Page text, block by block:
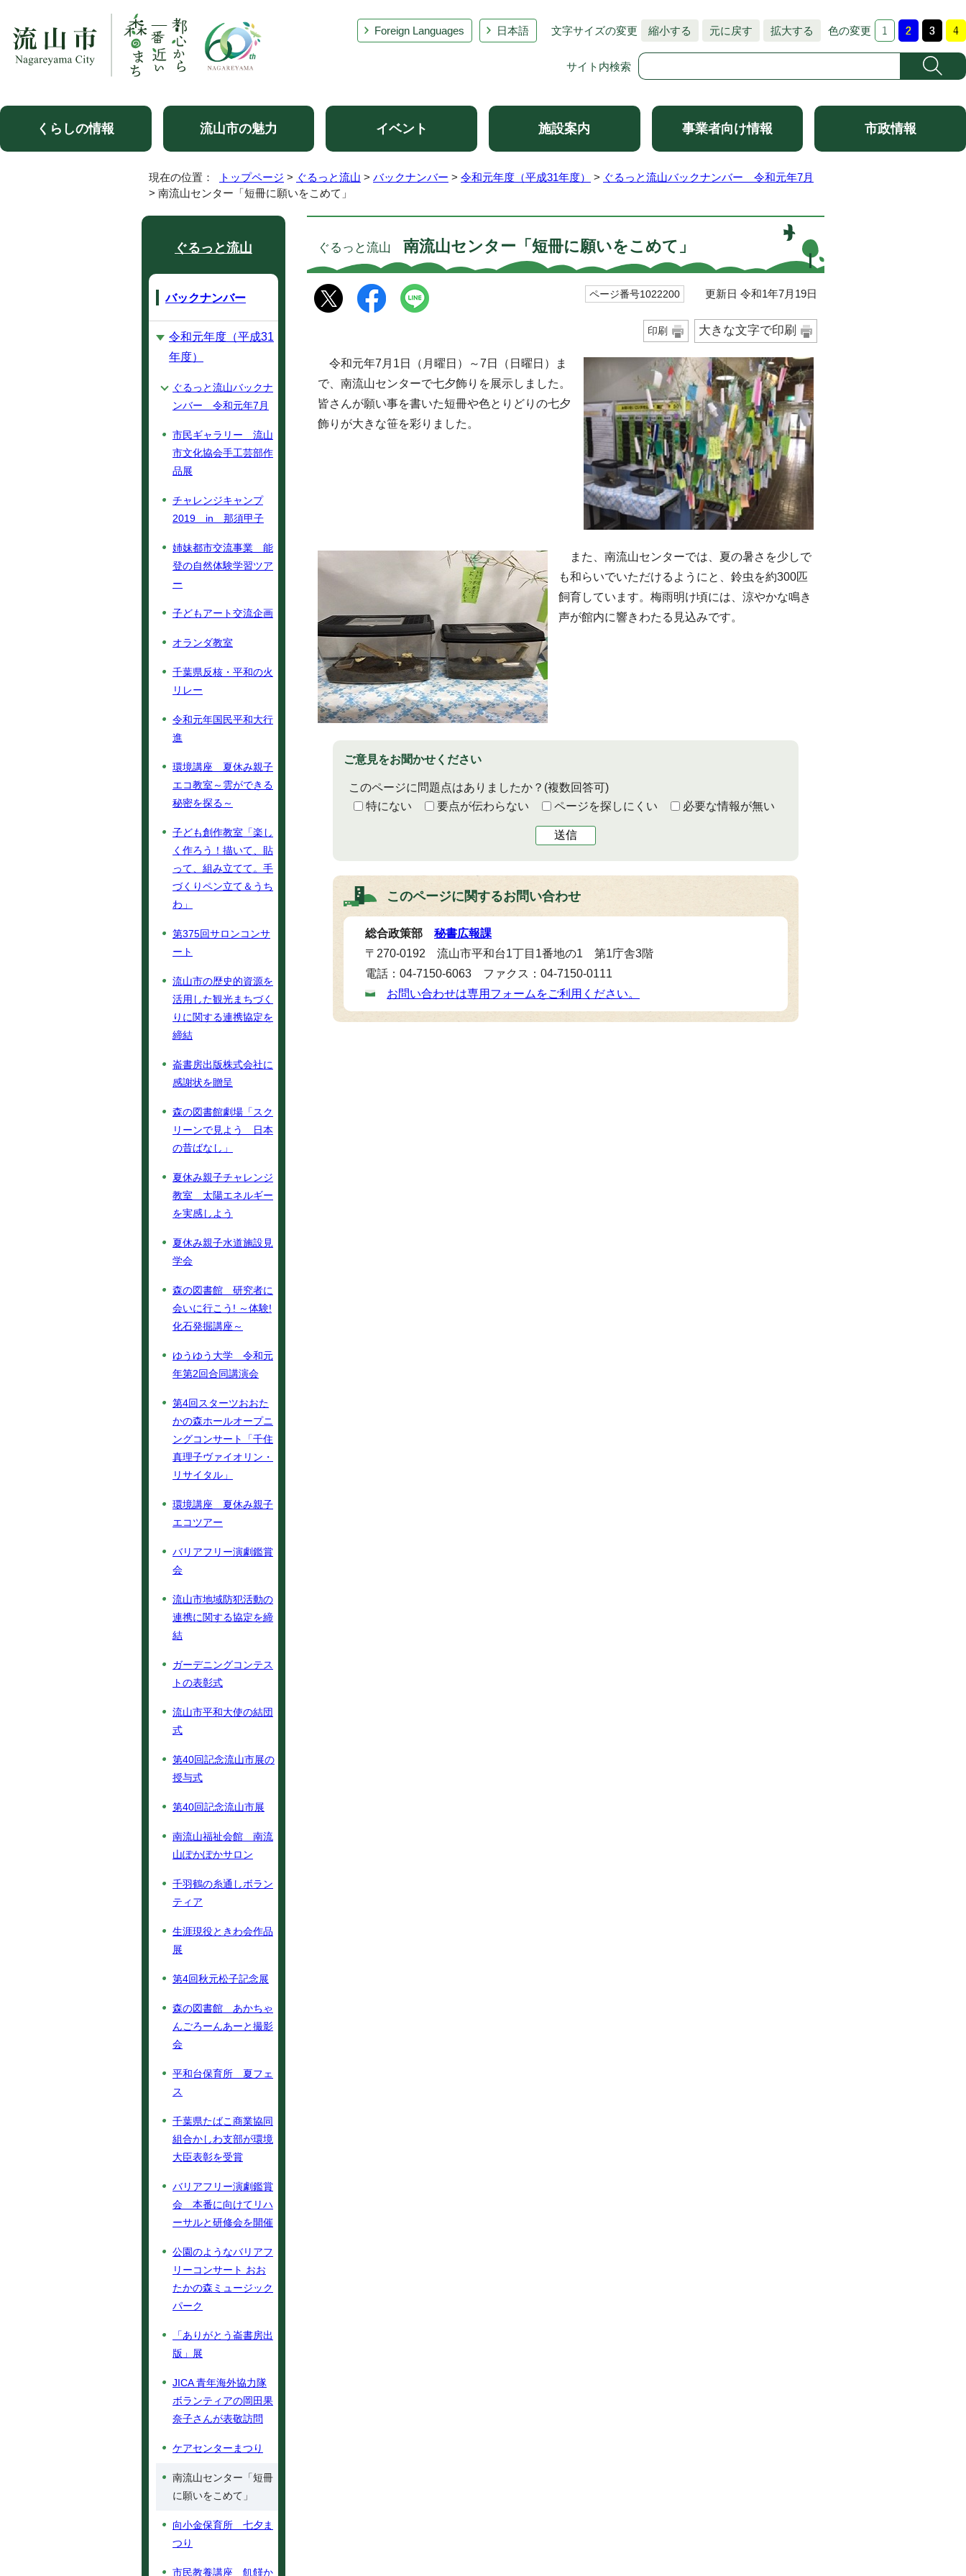
Foreign Languages 日本語 文字サイズの変更 縮小する 元に戻す 拡大する 色の変更
サイト内検索
くらしの情報 流山市の魅力 イベント 施設案内 事業者向け情報 市政情報
現在の位置： トップページ > ぐるっと流山 > バックナンバー > 令和元年度（平成31年度） > ぐるっと流山バックナンバー 令和元年7月
> 南流山センター「短冊に願いをこめて」
ぐるっと流山 南流山センター「短冊に願いをこめて」
ページ番号1022200 更新日 令和1年7月19日
印刷 大きな文字で印刷
令和元年7月1日（月曜日）～7日（日曜日）ま
で、南流山センターで七夕飾りを展示しました。
皆さんが願い事を書いた短冊や色とりどりの七夕
飾りが大きな笹を彩りました。
また、南流山センターでは、夏の暑さを少しで
も和らいでいただけるようにと、鈴虫を約300匹
飼育しています。梅雨明け頃には、涼やかな鳴き
声が館内に響きわたる見込みです。
ご意見をお聞かせください
このページに問題点はありましたか？ (複数回答可)
特にない
要点が伝わらない ページを探しにくい 必要な情報が無い
送信
このページに関するお問い合わせ
総合政策部 秘書広報課
〒270-0192 流山市平和台1丁目1番地の1 第1庁舎3階
電話：04-7150-6063 ファクス：04-7150-0111
お問い合わせは専用フォームをご利用ください。
ぐるっと流山
バックナンバー
令和元年度（平成31
年度）
ぐるっと流山バックナ
ンバー 令和元年7月
市民ギャラリー 流山
市文化協会手工芸部作
品展
チャレンジキャンプ
2019 in 那須甲子
姉妹都市交流事業 能
登の自然体験学習ツア
ー
子どもアート交流企画
オランダ教室
千葉県反核・平和の火
リレー
令和元年国民平和大行
進
環境講座 夏休み親子
エコ教室～雲ができる
秘密を探る～
子ども創作教室「楽し
く作ろう！描いて、貼
って、組み立てて。手
づくりペン立て＆うち
わ」
第375回サロンコンサ
ート
流山市の歴史的資源を
活用した観光まちづく
りに関する連携協定を
締結
崙書房出版株式会社に
感謝状を贈呈
森の図書館劇場「スク
リーンで見よう 日本
の昔ばなし」
夏休み親子チャレンジ
教室 太陽エネルギー
を実感しよう
夏休み親子水道施設見
学会
森の図書館 研究者に
会いに行こう! ～体験!
化石発掘講座～
ゆうゆう大学 令和元
年第2回合同講演会
第4回スターツおおた
かの森ホールオープニ
ングコンサート「千住
真理子ヴァイオリン・
リサイタル」
環境講座 夏休み親子
エコツアー
バリアフリー演劇鑑賞
会
流山市地域防犯活動の
連携に関する協定を締
結
ガーデニングコンテス
トの表彰式
流山市平和大使の結団
式
第40回記念流山市展の
授与式
第40回記念流山市展
南流山福祉会館 南流
山ぽかぽかサロン
千羽鶴の糸通しボラン
ティア
生涯現役ときわ会作品
展
第4回秋元松子記念展
森の図書館 あかちゃ
んごろーんあーと撮影
会
平和台保育所 夏フェ
ス
千葉県たばこ商業協同
組合かしわ支部が環境
大臣表彰を受賞
バリアフリー演劇鑑賞
会 本番に向けてリハ
ーサルと研修会を開催
公園のようなバリアフ
リーコンサート おお
たかの森ミュージック
パーク
「ありがとう崙書房出
版」展
JICA 青年海外協力隊
ボランティアの岡田果
奈子さんが表敬訪問
ケアセンターまつり
南流山センター「短冊
に願いをこめて」
向小金保育所 七夕ま
つり
市民教養講座 飢饉か